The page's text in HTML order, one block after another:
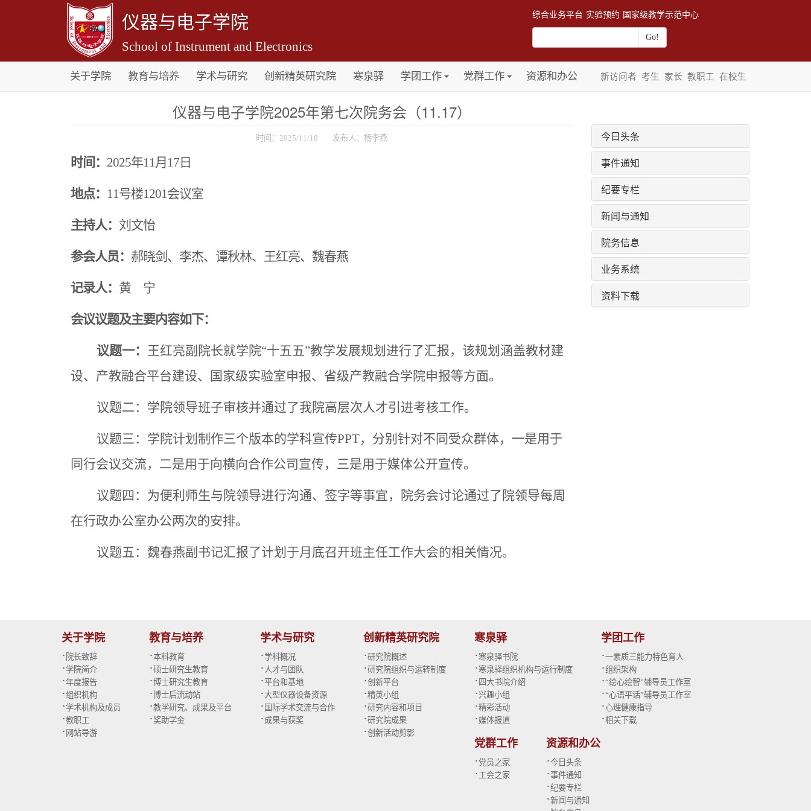
仪器与电子学院
School of Instrument and Electronics
综合业务平台 实验预约 国家级教学示范中心
关于学院 教育与培养 学术与研究 创新精英研究院 寒泉驿 学团工作 党群工作 资源和办公 新访问者 考生 家长 教职工 在校生
仪器与电子学院2025年第七次院务会（11.17）
时间：2025/11/18 发布人：杨李燕
时间： 2025年11月 17 日
地点： 11号楼1201会议室
主持人： 刘文怡
参会人员： 郝晓剑、李杰、谭秋林、王红亮、魏春燕
记录人： 黄 宁
会议议题及主要内容如下：
议题一： 王红亮副院长就学院“十五五”教学发展规划进行了汇报，该规划涵盖教材建
设、产教融合平台建设、国家级实验室申报、省级产教融合学院申报等方面。
议题二：学院领导班子审核并通过了我院高层次人才引进考核工作。
议题三：学院计划制作三个版本的学科宣传PPT，分别针对不同受众群体，一是用于
同行会议交流，二是用于向横向合作公司宣传，三是用于媒体公开宣传。
议题四：为便利师生与院领导进行沟通、签字等事宜，院务会讨论通过了院领导每周
在行政办公室办公两次的安排。
议题五：魏春燕副书记汇报了计划于月底召开班主任工作大会的相关情况。
今日头条
事件通知
纪要专栏
新闻与通知
院务信息
业务系统
资料下载
关于学院
· 院长致辞
·学院简介
·年度报告
·组织机构
·学术机构及成员
·教职工
· 网站导游
教育与培养
·本科教育
·硕士研究生教育
·博士研究生教育
·博士后流动站
·教学研究、成果及平台
·奖助学金
学术与研究
·学科概况
· 人才与团队
·平台和基地
·大型仪器设备资源
· 国际学术交流与合作
· 成果与获奖
创新精英研究院
·研究院概述
·研究院组织与运转制度
·创新平台
·精英小组
·研究内容和项目
·研究院成果
·创新活动剪影
寒泉驿
· 寒泉驿书院
· 寒泉驿组织机构与运行制度
· 四大书院介绍
·兴趣小组
·精彩活动
·媒体报道
学团工作
·一素质三能力特色育人
·组织架构
·“绘心绘智”辅导员工作室
·“心语平话”辅导员工作室
·心理健康指导
·相关下载
党群工作
· 党员之家
· 工会之家
资源和办公
·今日头条
·事件通知
·纪要专栏
·新闻与通知